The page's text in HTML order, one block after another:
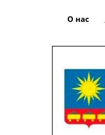
О нас